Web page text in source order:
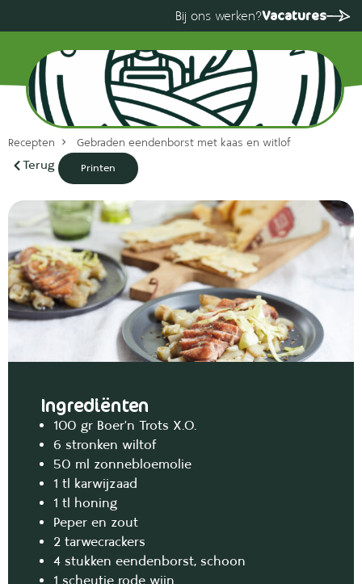
Bij ons werken?Vacatures
Recepten Gebraden eendenborst met kaas en witlof
Terug Printen
Ingrediënten
100 gr Boer’n Trots X.O.
6 stronken wiltof
50 ml zonnebloemolie
1 tl karwijzaad
1 tl honing
Peper en zout
2 tarwecrackers
4 stukken eendenborst, schoon
1 scheutje rode wijn